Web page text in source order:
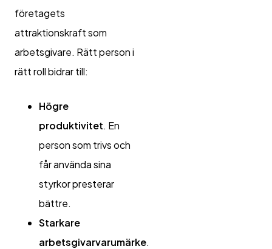
företagets
attraktionskraft som
arbetsgivare. Rätt person i
rätt roll bidrar till:
Högre
produktivitet. En
person som trivs och
får använda sina
styrkor presterar
bättre.
Starkare
arbetsgivarvarumärke.